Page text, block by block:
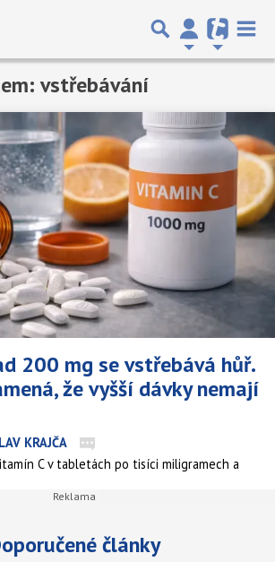
vstřebávání
200 mg se vstřebává hůř.
že vyšší dávky nemají
KRAJČA
C v tabletách po tisíci miligramech a
je, jak a kdy ho tělo skutečně potřebuje.
články